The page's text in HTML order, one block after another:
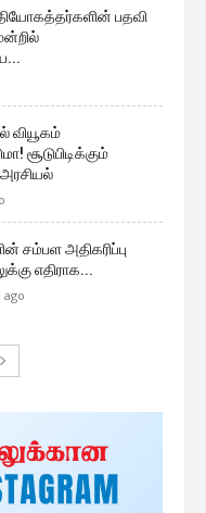
பதவி
வியூகம்
சூடுபிடிக்கும்
சம்பள அதிகரிப்பு
எதிராக...